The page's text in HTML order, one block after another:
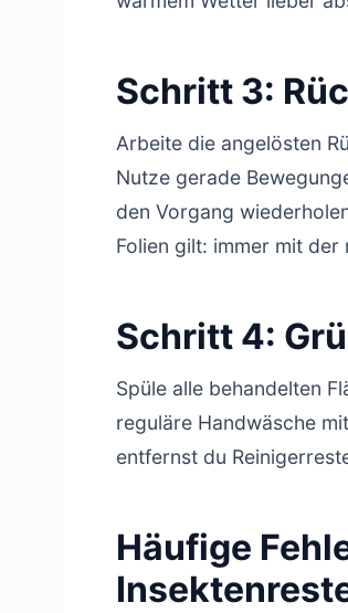
Schritt 3:
Arbeite die angelösten
Nutze gerade
den Vorgang
Folien gilt: immer mit
Schritt 4:
Spüle alle behandelten
reguläre Handwäsche mit
entfernst du
Häufige